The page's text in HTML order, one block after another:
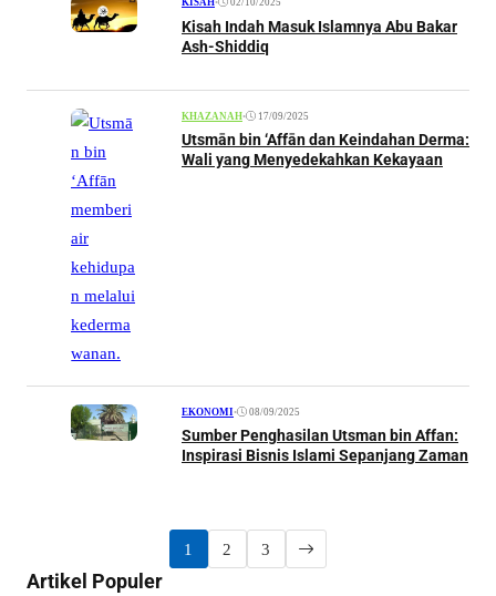
KISAH
Kisah Indah Masuk Islamnya Abu Bakar
Ash-Shiddiq
KHAZANAH• 17/09/2025
Utsmān bin ‘Affān dan Keindahan Derma:
Wali yang Menyedekahkan Kekayaan
EKONOMI • 08/09/2025
Sumber Penghasilan Utsman bin Affan:
Inspirasi Bisnis Islami Sepanjang Zaman
1 2 3
Artikel Populer